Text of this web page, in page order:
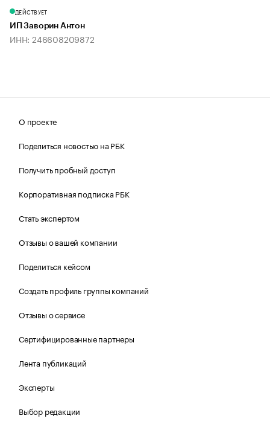
ДЕЙСТВУЕТ
ИП Заворин Антон
ИНН: 246608209872
О проекте
Поделиться новостью на РБК
Получить пробный доступ
Корпоративная подписка РБК
Стать экспертом
Отзывы о вашей компании
Поделиться кейсом
Создать профиль группы компаний
Отзывы о сервисе
Сертифицированные партнеры
Лента публикаций
Эксперты
Выбор редакции